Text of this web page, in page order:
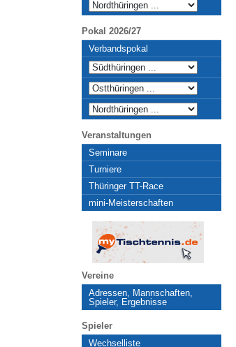
Pokal 2026/27
Verbandspokal
Veranstaltungen
Seminare
Turniere
Thüringer TT-Race
mini-Meisterschaften
Vereine
Adressen, Mannschaften,
Spieler, Ergebnisse
Spieler
Wechselliste